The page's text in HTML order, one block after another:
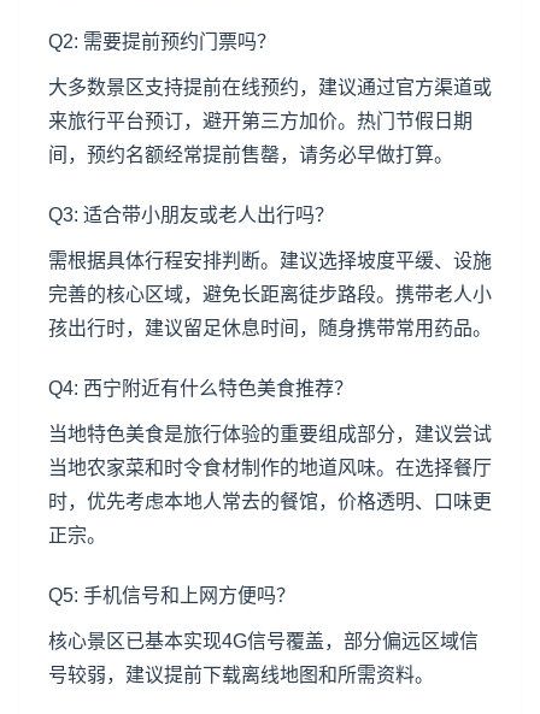
Q2: 需要提前预约门票吗？
大多数景区支持提前在线预约，建议通过官方渠道或
来旅行平台预订，避开第三方加价。热门节假日期
间，预约名额经常提前售罄，请务必早做打算。
Q3: 适合带小朋友或老人出行吗？
需根据具体行程安排判断。建议选择坡度平缓、设施
完善的核心区域，避免长距离徒步路段。携带老人小
孩出行时，建议留足休息时间，随身携带常用药品。
Q4: 西宁附近有什么特色美食推荐？
当地特色美食是旅行体验的重要组成部分，建议尝试
当地农家菜和时令食材制作的地道风味。在选择餐厅
时，优先考虑本地人常去的餐馆，价格透明、口味更
正宗。
Q5: 手机信号和上网方便吗？
核心景区已基本实现4G信号覆盖，部分偏远区域信
号较弱，建议提前下载离线地图和所需资料。